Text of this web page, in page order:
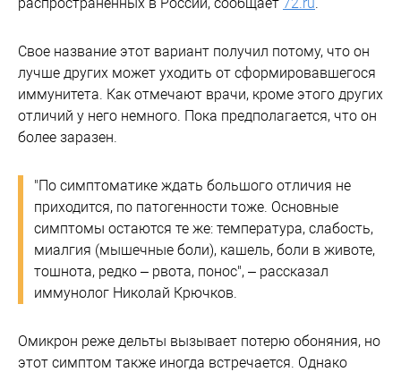
Свое название этот вариант получил потому, что он
лучше других может уходить от сформировавшегося
иммунитета. Как отмечают врачи, кроме этого других
отличий у него немного. Пока предполагается, что он
более заразен.
"По симптоматике ждать большого отличия не
приходится, по патогенности тоже. Основные
симптомы остаются те же: температура, слабость,
миалгия (мышечные боли), кашель, боли в животе,
тошнота, редко – рвота, понос", – рассказал
иммунолог Николай Крючков.
Омикрон реже дельты вызывает потерю обоняния, но
этот симптом также иногда встречается. Однако